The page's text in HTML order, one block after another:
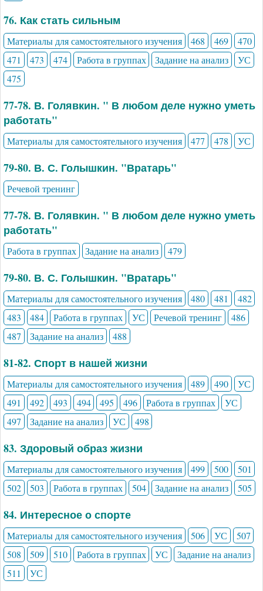
76. Как стать сильным
Материалы для самостоятельного изучения 468 469
470
471
473 474 Работа в группах Задание на анализ
УС
475
77-78. В. Голявкин. " В любом деле нужно уметь
работать"
Материалы для самостоятельного изучения 477 478 УС
79-80. В. С. Голышкин. "Вратарь"
Речевой тренинг
77-78. В. Голявкин. " В любом деле нужно уметь
работать"
Работа в группах Задание на анализ 479
79-80. В. С. Голышкин. "Вратарь"
Материалы для самостоятельного изучения 480 481
482
483
484 Работа в группах УС Речевой тренинг
486
487
Задание на анализ 488
81-82. Спорт в нашей жизни
Материалы для самостоятельного изучения 489 490
УС
491
492 493 494 495 496 Работа в группах
УС
497
Задание на анализ УС 498
83. Здоровый образ жизни
Материалы для самостоятельного изучения 499 500
501
502
503 Работа в группах 504 Задание на анализ 505
84. Интересное о спорте
Материалы для самостоятельного изучения 506 УС
507
508
509 510 Работа в группах УС
Задание на анализ
511
УС